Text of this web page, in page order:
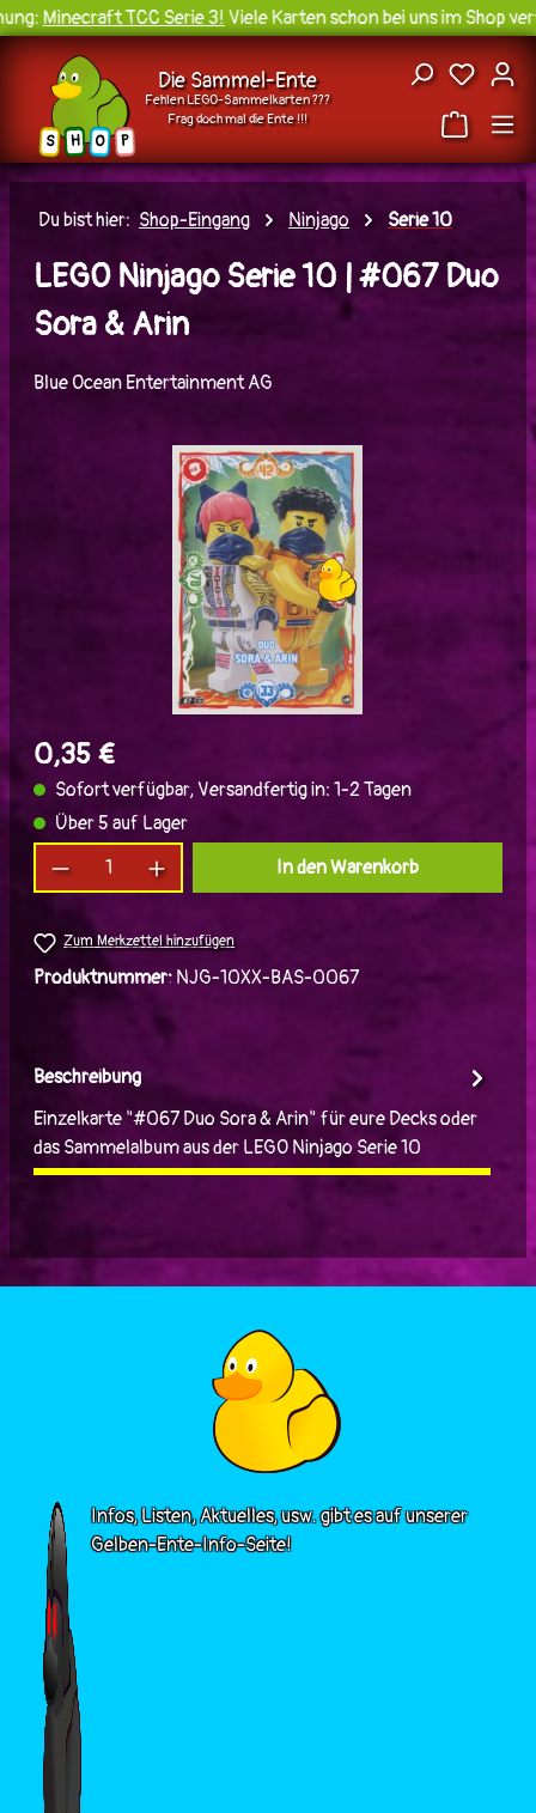
Zum Hauptinhalt springen
Minecraft TCC Serie 3!Viele Karten schon bei uns im Shop
S H O P
Die Sammel-Ente
Fehlen LEGO-Sammelkarten ???
Frag doch mal die Ente !!!
Du
Du bist hier: Shop-Eingang Ninjago Serie 10
LEGO Ninjago Serie 10 | #067 Duo
Sora & Arin
Blue Ocean Entertainment AG
Bildergalerie überspringen
0,35 €
Sofort verfügbar, Versandfertig in: 1-2 Tagen
Über 5 auf Lager
Produkt Anzahl: Gib den gewünschten Wert
In den Warenkorb
Zum Merkzettel hinzufügen
Produktnummer: NJG-10XX-BAS-0067
Beschreibung
Einzelkarte "#067 Duo Sora & Arin" für eure Decks oder
das Sammelalbum aus der LEGO Ninjago Serie 10
Infos, Listen, Aktuelles, usw. gibt es auf unserer
Gelben-Ente-Info-Seite!